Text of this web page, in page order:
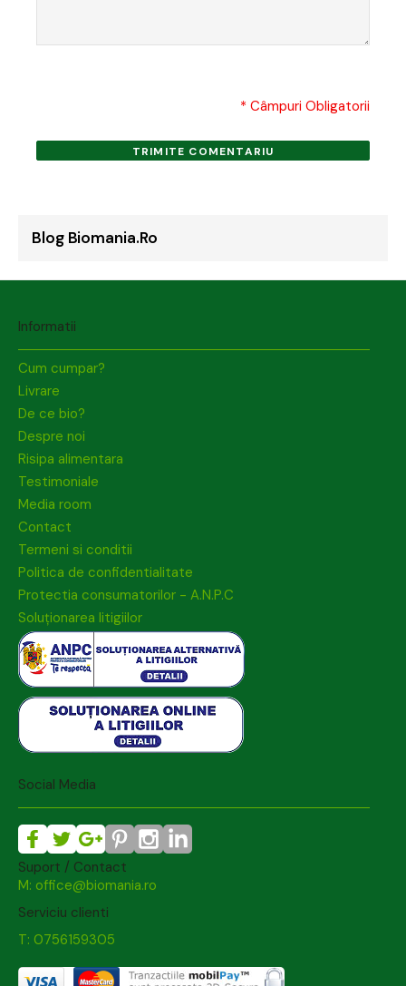
* Câmpuri Obligatorii
TRIMITE COMENTARIU
Blog Biomania.ro
Informatii
Cum cumpar?
Livrare
De ce bio?
Despre noi
Risipa alimentara
Testimoniale
Media room
Contact
Termeni si conditii
Politica de confidentialitate
Protectia consumatorilor - A.N.P.C
Soluționarea litigiilor
Social Media
Suport / Contact
M: office@biomania.ro
Serviciu clienti
T: 0756159305